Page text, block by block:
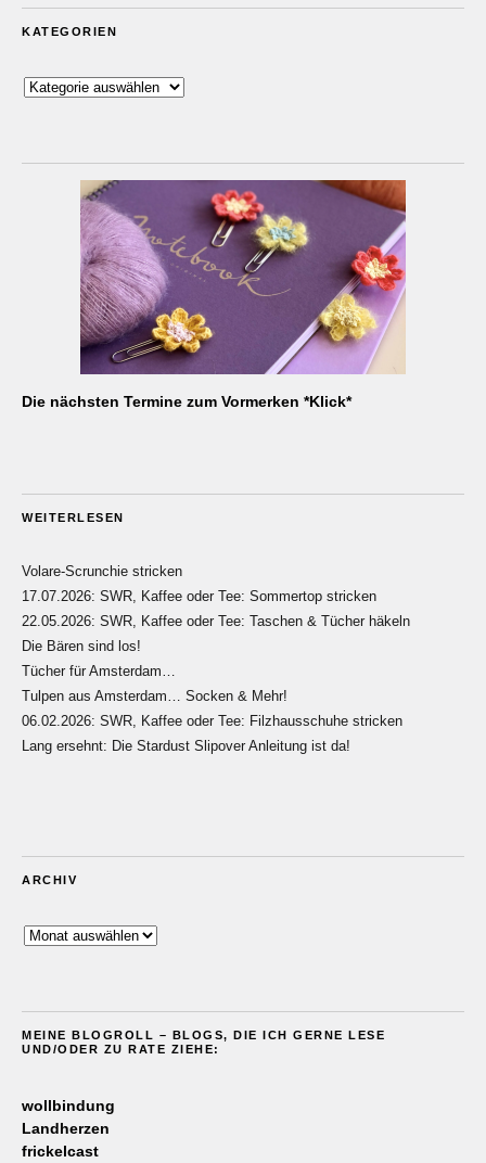
KATEGORIEN
Kategorien
Die nächsten Termine zum Vormerken *Klick*
WEITERLESEN
Volare-Scrunchie stricken
17.07.2026: SWR, Kaffee oder Tee: Sommertop stricken
22.05.2026: SWR, Kaffee oder Tee: Taschen & Tücher häkeln
Die Bären sind los!
Tücher für Amsterdam…
Tulpen aus Amsterdam… Socken & Mehr!
06.02.2026: SWR, Kaffee oder Tee: Filzhausschuhe stricken
Lang ersehnt: Die Stardust Slipover Anleitung ist da!
ARCHIV
Archiv
MEINE BLOGROLL – BLOGS, DIE ICH GERNE LESE
UND/ODER ZU RATE ZIEHE:
wollbindung
Landherzen
frickelcast